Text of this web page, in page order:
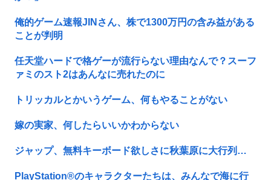
俺的ゲーム速報JINさん、株で1300万円の含み益がある
ことが判明
任天堂ハードで格ゲーが流行らない理由なんで？スーフ
ァミのスト2はあんなに売れたのに
トリッカルとかいうゲーム、何もやることがない
嫁の実家、何したらいいかわからない
ジャップ、無料キーボード欲しさに秋葉原に大行列…
PlayStation®のキャラクターたちは、みんなで海に行